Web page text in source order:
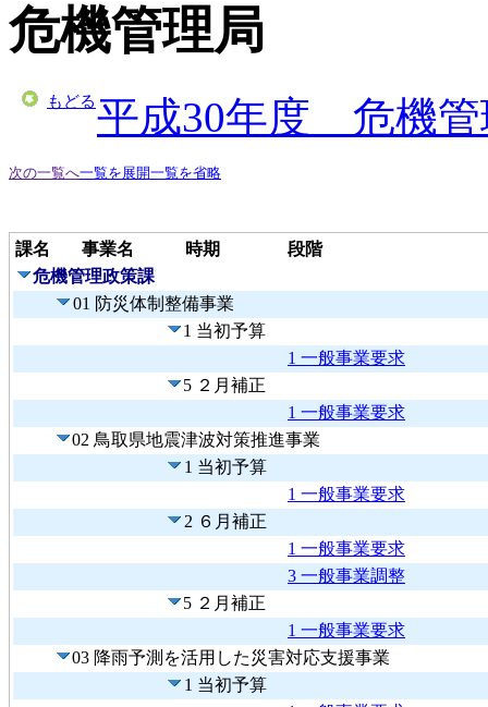
危機管理局
もどる平成30年度 危機管
次の一覧へ一覧を展開一覧を省略
課名 事業名 時期
段階
危機管理政策課
01 防災体制整備事業
1 当初予算
1 一般事業要求
5 ２月補正
1 一般事業要求
02 鳥取県地震津波対策推進事業
1 当初予算
1 一般事業要求
2 ６月補正
1 一般事業要求
3 一般事業調整
5 ２月補正
1 一般事業要求
03 降雨予測を活用した災害対応支援事業
1 当初予算